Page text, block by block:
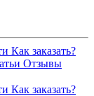
Как заказать?
Отзывы
Как заказать?